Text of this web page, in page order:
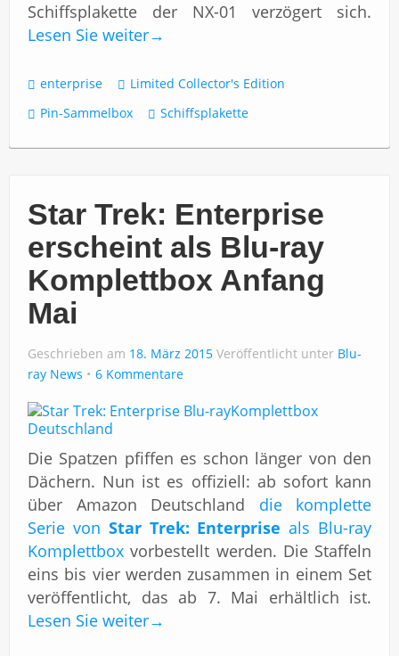
Schiffsplakette der NX-01 verzögert sich.
Lesen Sie weiter→
enterprise
Limited Collector's Edition
Pin-Sammelbox
Schiffsplakette
Star Trek: Enterprise
erscheint als Blu-ray
Komplettbox Anfang
Mai
Geschrieben am 18. März 2015 Veröffentlicht unter Blu-
ray News
6 Kommentare
Die Spatzen pfiffen es schon länger von den
Dächern. Nun ist es offiziell: ab sofort kann
über Amazon Deutschland die komplette
Serie von Star Trek: Enterprise als Blu-ray
Komplettbox vorbestellt werden. Die Staffeln
eins bis vier werden zusammen in einem Set
veröffentlicht, das ab 7. Mai erhältlich ist.
Lesen Sie weiter→